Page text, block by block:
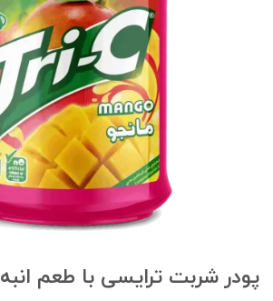
پودر شربت ترایسی با طعم انبه ۹۰۰ گرمی